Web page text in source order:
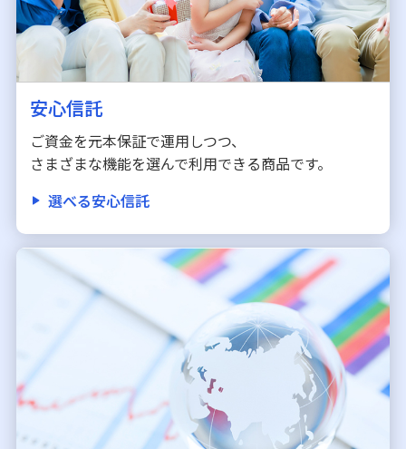
安心信託
ご資金を元本保証で運用しつつ、
さまざまな機能を選んで利用できる商品です。
選べる安心信託